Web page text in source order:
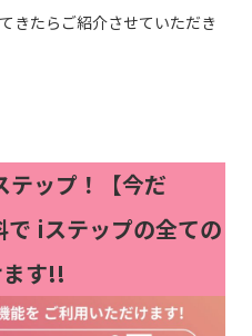
きたらご紹介させていただき
テップ！【今だ
iステップの全ての
す!!